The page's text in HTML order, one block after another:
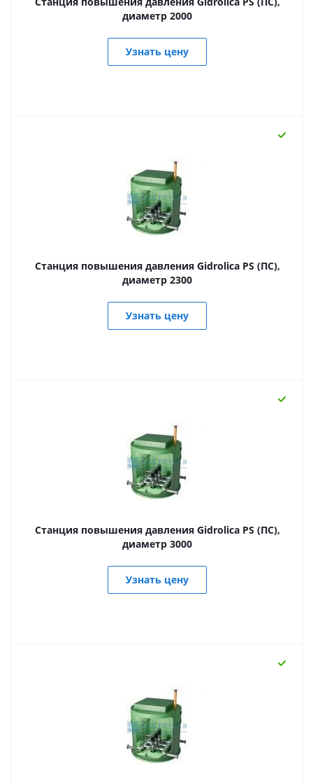
диаметр 2000
Узнать цену
Станция повышения давления Gidrolica PS (ПС),
диаметр 2300
Узнать цену
Станция повышения давления Gidrolica PS (ПС),
диаметр 3000
Узнать цену